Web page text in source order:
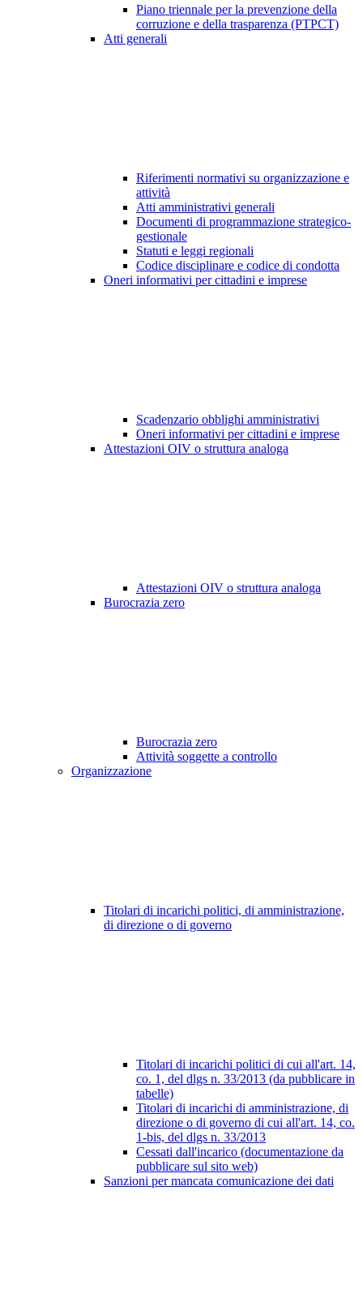
Piano triennale per la prevenzione della
corruzione e della trasparenza (PTPCT)
Atti generali
Riferimenti normativi su organizzazione e
attività
Atti amministrativi generali
Documenti di programmazione strategico-
gestionale
Statuti e leggi regionali
Codice disciplinare e codice di condotta
Oneri informativi per cittadini e imprese
Scadenzario obblighi amministrativi
Oneri informativi per cittadini e imprese
Attestazioni OIV o struttura analoga
Attestazioni OIV o struttura analoga
Burocrazia zero
Burocrazia zero
Attività soggette a controllo
Organizzazione
Titolari di incarichi politici, di amministrazione,
di direzione o di governo
Titolari di incarichi politici di cui all'art. 14,
co. 1, del dlgs n. 33/2013 (da pubblicare in
tabelle)
Titolari di incarichi di amministrazione, di
direzione o di governo di cui all'art. 14, co.
1-bis, del dlgs n. 33/2013
Cessati dall'incarico (documentazione da
pubblicare sul sito web)
Sanzioni per mancata comunicazione dei dati